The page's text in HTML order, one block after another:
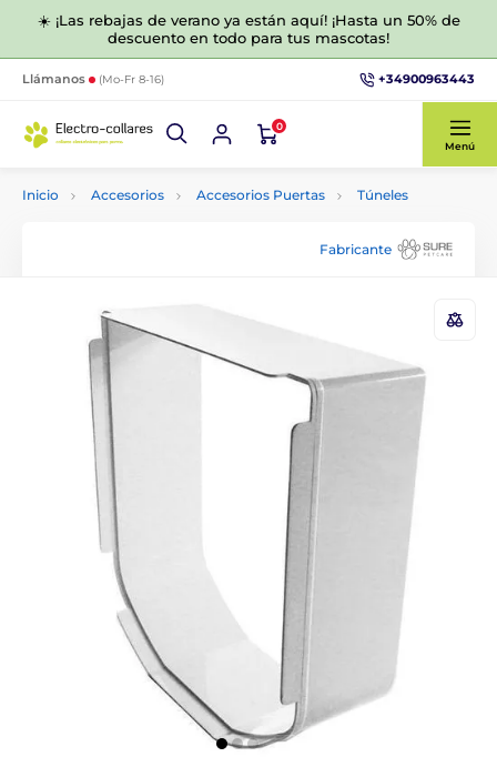
☀️ ¡Las rebajas de verano ya están aquí! ¡Hasta un 50% de
descuento en todo para tus mascotas!
Llámanos (Mo-Fr 8-16) +34900963443
0
Menú
Inicio Accesorios Accesorios Puertas Túneles
Fabricante